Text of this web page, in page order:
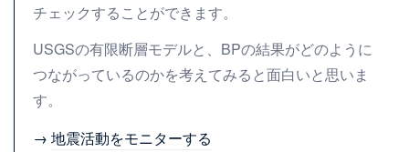
チェックすることができます。
USGSの有限断層モデルと、BPの結果がどのように
つながっているのかを考えてみると面白いと思いま
す。
→ 地震活動をモニターする